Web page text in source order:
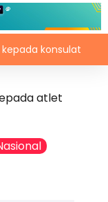
konsulat
atlet